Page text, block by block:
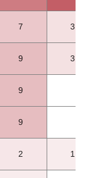
7 3
9 3
9
9
2 1